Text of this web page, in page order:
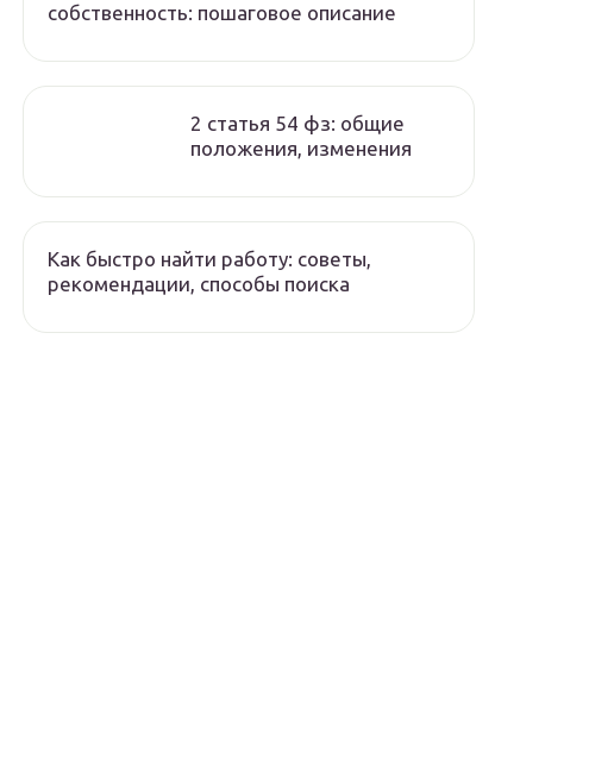
собственность: пошаговое описание
2 статья 54 фз: общие
положения, изменения
Как быстро найти работу: советы,
рекомендации, способы поиска